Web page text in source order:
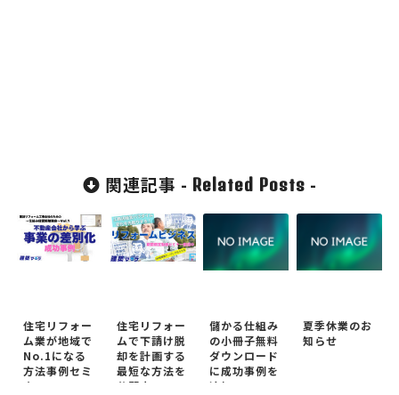
関連記事 - Related Posts -
住宅リフォー
ム業が地域で
No.1になる
方法事例セミ
ナー
住宅リフォー
ムで下請け脱
却を計画する
最短な方法を
公開中
儲かる仕組み
の小冊子無料
ダウンロード
に成功事例を
追加！
夏季休業のお
知らせ